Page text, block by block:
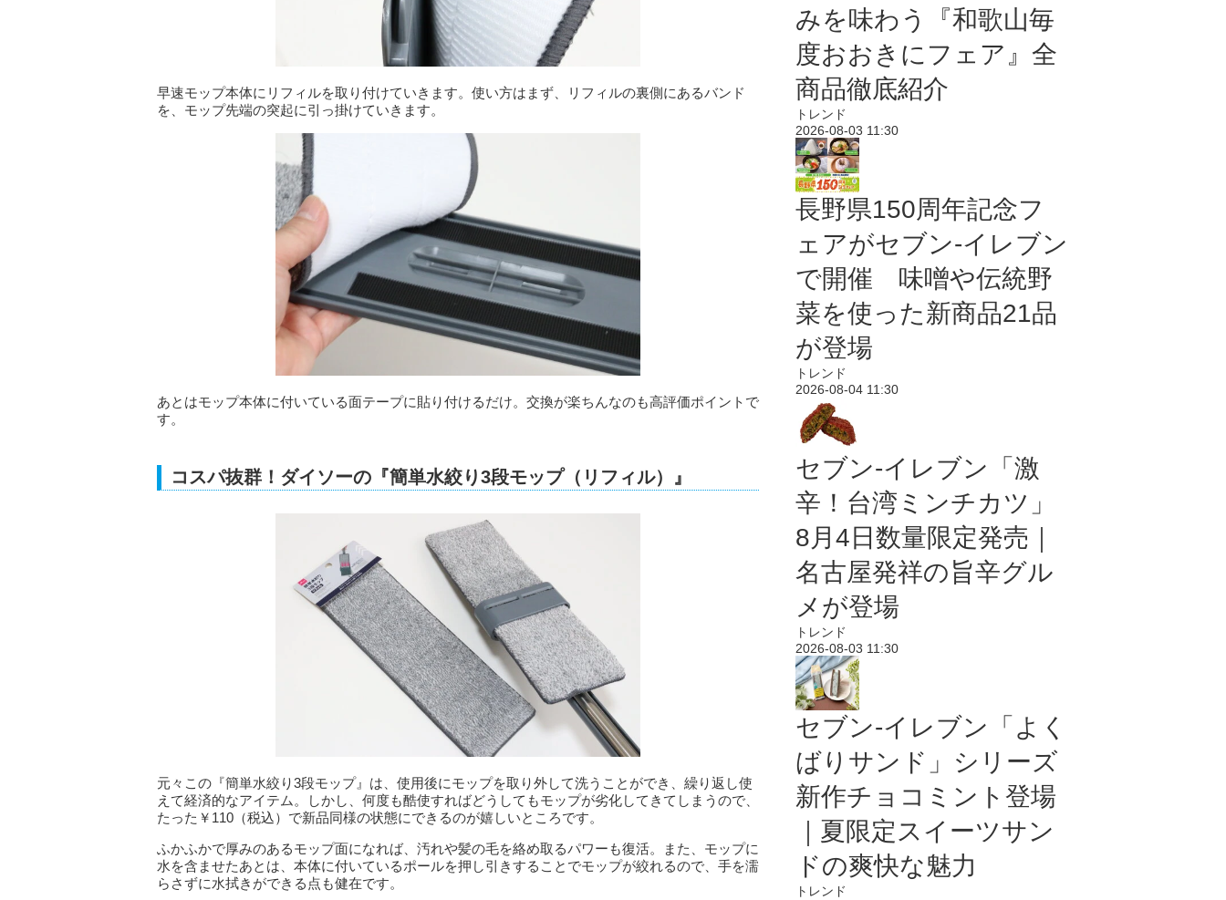
早速モップ本体にリフィルを取り付けていきます。使い方はまず、リフィルの裏側にあるバンド
を、モップ先端の突起に引っ掛けていきます。
あとはモップ本体に付いている面テープに貼り付けるだけ。交換が楽ちんなのも高評価ポイントで
す。
コスパ抜群！ダイソーの『簡単水絞り3段モップ（リフィル）』
元々この『簡単水絞り3段モップ』は、使用後にモップを取り外して洗うことができ、繰り返し使
えて経済的なアイテム。しかし、何度も酷使すればどうしてもモップが劣化してきてしまうので、
たった￥110（税込）で新品同様の状態にできるのが嬉しいところです。
ふかふかで厚みのあるモップ面になれば、汚れや髪の毛を絡め取るパワーも復活。また、モップに
水を含ませたあとは、本体に付いているポールを押し引きすることでモップが絞れるので、手を濡
らさずに水拭きができる点も健在です。
みを味わう『和歌山毎
度おおきにフェア』全
商品徹底紹介
トレンド
2026-08-03 11:30
長野県150周年記念フ
ェアがセブン-イレブン
で開催 味噌や伝統野
菜を使った新商品21品
が登場
トレンド
2026-08-04 11:30
セブン-イレブン「激
辛！台湾ミンチカツ」
8月4日数量限定発売｜
名古屋発祥の旨辛グル
メが登場
トレンド
2026-08-03 11:30
セブン‐イレブン「よく
ばりサンド」シリーズ
新作チョコミント登場
｜夏限定スイーツサン
ドの爽快な魅力
トレンド